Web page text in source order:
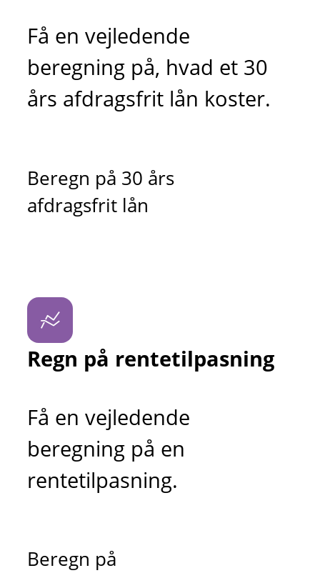
Få en vejledende
beregning på, hvad et 30
års afdragsfrit lån koster.
Beregn på 30 års
afdragsfrit lån
Regn på rentetilpasning
Få en vejledende
beregning på en
rentetilpasning.
Beregn på